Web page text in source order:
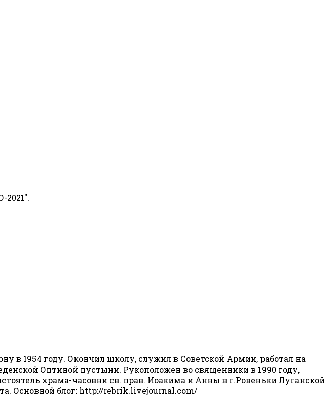
2021".
в 1954 году. Окончил школу, служил в Советской Армии, работал на
Оптиной пустыни. Рукоположен во священники в 1990 году,
храма-часовни св. прав. Иоакима и Анны в г.Ровеньки Луганской
Основной блог: http://rebrik.livejournal.com/